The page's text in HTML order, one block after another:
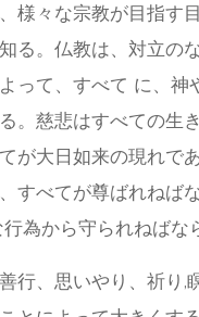
様々な宗教が目指す
る。仏教は、対立の
って、すべて に、神
。慈悲はすべての生
が大日如来の現れで
すべてが尊ばれねば
為から守られねばな
行、思いやり、祈り,